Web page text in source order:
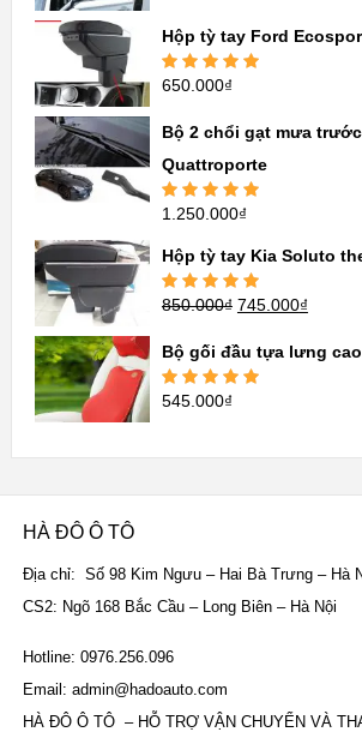
Hộp tỳ tay Ford
Được xếp
650.000₫
Bộ 2 chổi gạt mưa
Quattroporte
Được xếp
sao
1.250.000₫
Hộp tỳ tay Kia Soluto
Được xếp
850.000₫ 745.000₫
Bộ gối đầu tựa lưng
Được xếp
545.000₫
HÀ ĐÔ Ô TÔ
Địa chỉ: Số 98 Kim Ngưu – Hai Bà Trưng – Hà
CS2: Ngõ 168 Bắc Cầu – Long Biên – Hà Nội
Hotline: 0976.256.096
Email: admin@hadoauto.com
HÀ ĐÔ Ô TÔ – HỖ TRỢ VẬN CHUYỂN VÀ